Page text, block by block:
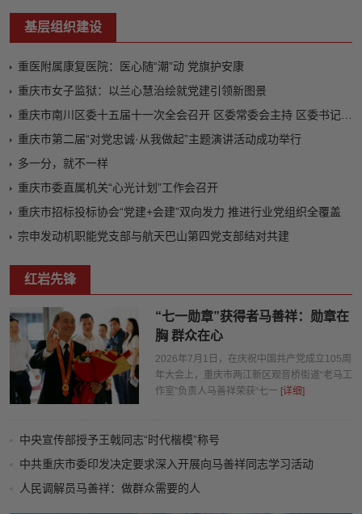
基层组织建设
重医附属康复医院：医心随“潮”动 党旗护安康
重庆市女子监狱：以兰心慧治绘就党建引领新图景
重庆市第二届“对党忠诚·从我做起”主题演讲活动成功举行
多一分，就不一样
重庆市委直属机关“心光计划”工作会召开
重庆市招标投标协会“党建+会建”双向发力 推进行业党组织全覆盖
宗申发动机职能党支部与航天巴山第四党支部结对共建
红岩先锋
“七一勋章”获得者马善祥：勋章在
胸 群众在心
2026年7月1日，在庆祝中国共产党成立105周
年大会上，重庆市两江新区观音桥街道“老马工
作室”负责人马善祥荣获“七一 [详细]
中央宣传部授予王戟同志“时代楷模”称号
中共重庆市委印发决定要求深入开展向马善祥同志学习活动
人民调解员马善祥：做群众需要的人